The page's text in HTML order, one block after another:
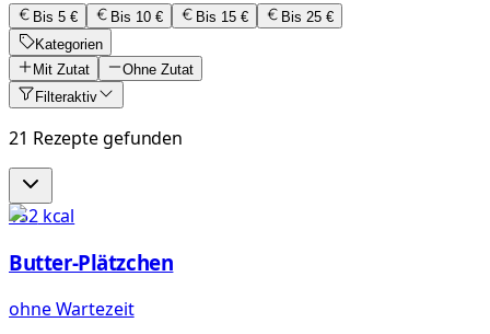
Bis 5 € Bis 10 € Bis 15 €
Bis 25 €
Kategorien
Mit Zutat
Ohne Zutat
Filteraktiv
21 Rezepte gefunden
152kcal
Butter-Plätzchen
ohne Wartezeit